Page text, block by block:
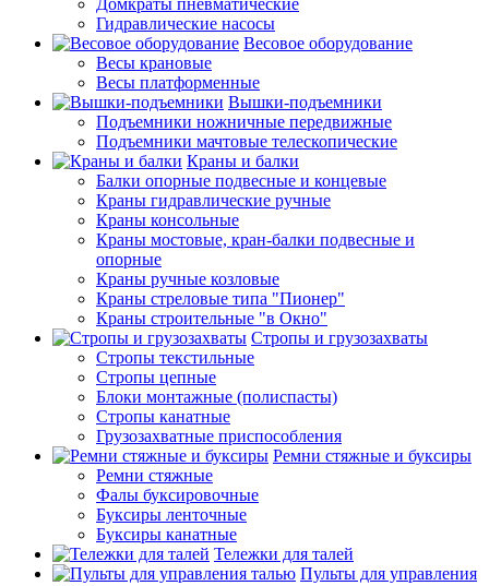
Домкраты пневматические
Гидравлические насосы
Весовое оборудование
Весы крановые
Весы платформенные
Вышки-подъемники
Подъемники ножничные передвижные
Подъемники мачтовые телескопические
Краны и балки
Балки опорные подвесные и концевые
Краны гидравлические ручные
Краны консольные
Краны мостовые, кран-балки подвесные и
опорные
Краны ручные козловые
Краны стреловые типа "Пионер"
Краны строительные "в Окно"
Стропы и грузозахваты
Стропы текстильные
Стропы цепные
Блоки монтажные (полиспасты)
Стропы канатные
Грузозахватные приспособления
Ремни стяжные и буксиры
Ремни стяжные
Фалы буксировочные
Буксиры ленточные
Буксиры канатные
Тележки для талей
Пульты для управления